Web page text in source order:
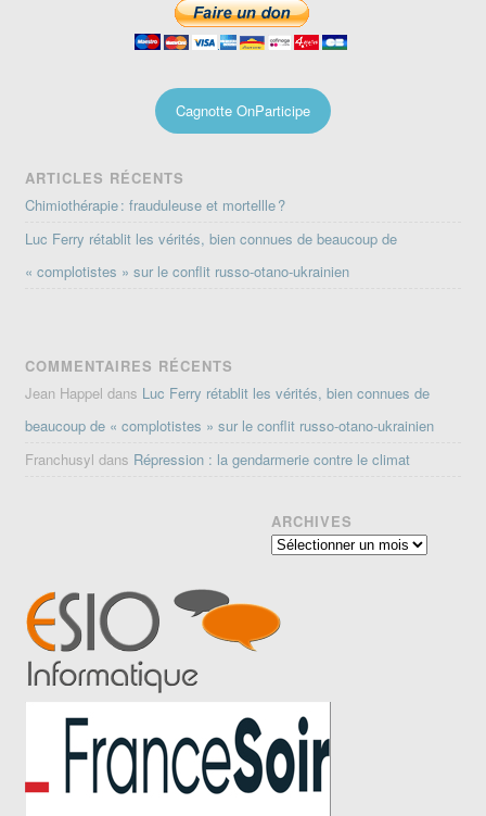
Cagnotte OnParticipe
ARTICLES RÉCENTS
Chimiothérapie : frauduleuse et mortellle ?
Luc Ferry rétablit les vérités, bien connues de beaucoup de
« complotistes » sur le conflit russo-otano-ukrainien
COMMENTAIRES RÉCENTS
Jean Happel dans Luc Ferry rétablit les vérités, bien connues de
beaucoup de « complotistes » sur le conflit russo-otano-ukrainien
Franchusyl dans Répression : la gendarmerie contre le climat
ARCHIVES
Archives